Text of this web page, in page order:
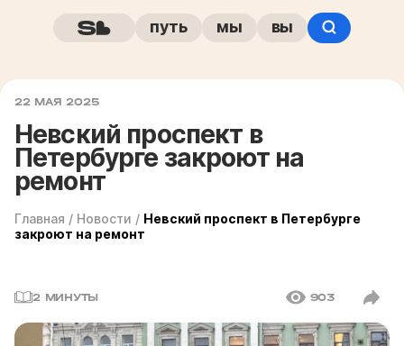
путь мы вы
22 МАЯ 2025
Невский проспект в
Петербурге закроют на
ремонт
Главная / Новости / Невский проспект в Петербурге
закроют на ремонт
2 МИНУТЫ 903